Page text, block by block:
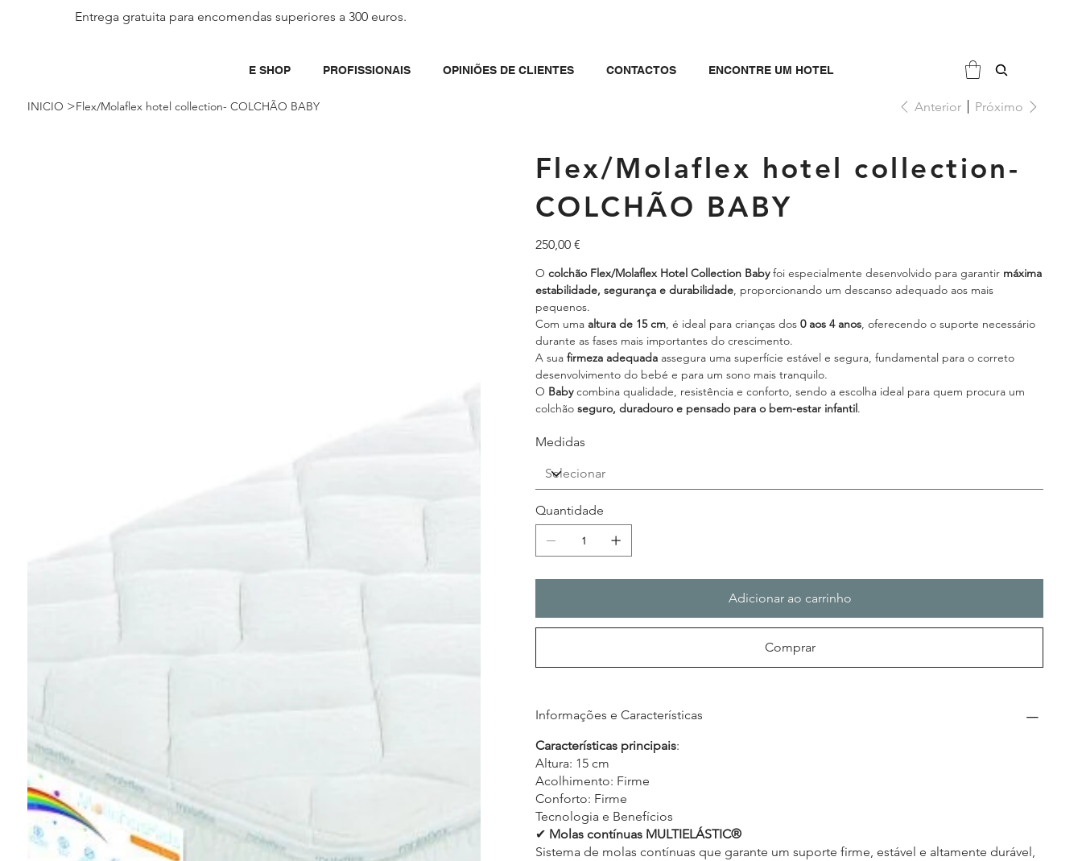
Entrega gratuita para encomendas superiores a 300 euros.
E SHOP PROFISSIONAIS OPINIÕES DE CLIENTES CONTACTOS ENCONTRE UM HOTEL
INICIO >Flex/Molaflex hotel collection- COLCHÃO BABY Anterior Próximo
Flex/Molaflex hotel collection-
COLCHÃO BABY
Preço
250,00 €
O colchão Flex/Molaflex Hotel Collection Babyfoi especialmente desenvolvido para garantir máxima
estabilidade, segurança e durabilidade, proporcionando um descanso adequado aos mais
pequenos.
Com uma altura de 15 cm, é ideal para crianças dos 0 aos 4 anos, oferecendo o suporte necessário
durante as fases mais importantes do crescimento.
A sua firmeza adequada assegura uma superfície estável e segura, fundamental para o correto
desenvolvimento do bebé e para um sono mais tranquilo.
O Babycombina qualidade, resistência e conforto, sendo a escolha ideal para quem procura um
colchão seguro, duradouro e pensado para o bem-estar infantil.
Medidas
Quantidade
Adicionar ao carrinho
Comprar
Informações e Características
Características principais:
Altura: 15 cm
Acolhimento: Firme
Conforto: Firme
Tecnologia e Benefícios
✔ Molas contínuas MULTIELÁSTIC®
Sistema de molas contínuas que garante um suporte firme, estável e altamente durável,